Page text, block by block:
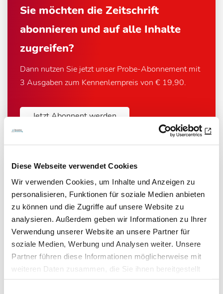
Diese Webseite verwendet Cookies
Wir verwenden Cookies, um Inhalte und Anzeigen zu
personalisieren, Funktionen für soziale Medien anbieten
zu können und die Zugriffe auf unsere Website zu
analysieren. Außerdem geben wir Informationen zu Ihrer
Verwendung unserer Website an unsere Partner für
soziale Medien, Werbung und Analysen weiter. Unsere
Partner führen diese Informationen möglicherweise mit
weiteren Daten zusammen, die Sie ihnen bereitgestellt
haben oder die sie im Rahmen Ihrer Nutzung der Dienste
Newsletter­anmeldung
Bleiben Sie auf dem Laufenden. Der MT-Dialog-
Newsletter informiert Sie jede Woche kostenfrei
über die wichtigsten Branchen-News, aktuelle
Themen und die neusten Stellenangebote.
Sie möchten die Zeitschrift
abonnieren und auf alle Inhalte
zugreifen?
Dann nutzen Sie jetzt unser Probe-Abonnement mit
3 Ausgaben zum Kennenlernpreis von € 19,90.
Jetzt Abonnent werden